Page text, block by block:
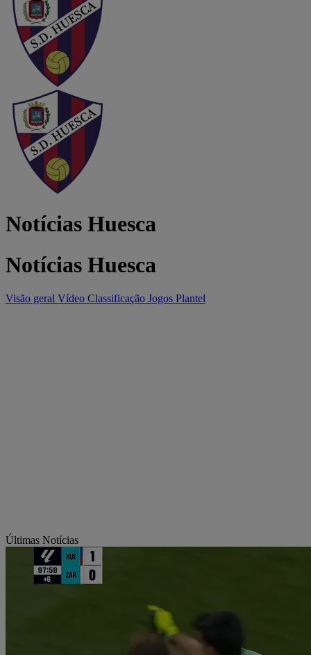
Notícias Huesca
Notícias Huesca
Visão geral Vídeo Classificação Jogos Plantel
Últimas Notícias